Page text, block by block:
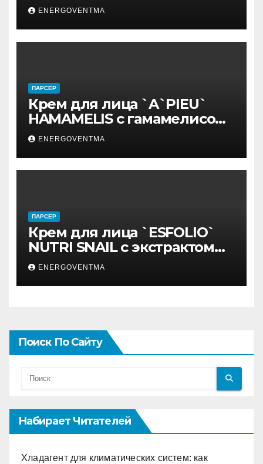
ENERGOVENTMA
ПАРСЕР
Крем для лица `A`PIEU`
HAMAMELIS с гамамелисом
50 мл
ENERGOVENTMA
ПАРСЕР
Крем для лица `ESFOLIO`
NUTRI SNAIL с экстрактом
муцина улитки 200 мл
ENERGOVENTMA
Поиск По Сайту
Набирает Читателей
Хладагент для климатических систем: как